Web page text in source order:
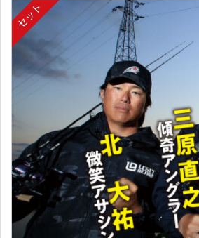
セット